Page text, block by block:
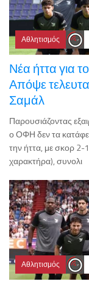
Αθλητισμός
Νέα ήττα για
Απόψε
Σαμάλ
Παρουσιάζοντας
ο ΟΦΗ δεν τα
την ήττα, με σκορ 2-
χαρακτήρα), συνολι
Αθλητισμός